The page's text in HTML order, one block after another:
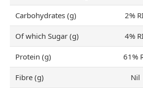
Carbohydrates (g) 2%
Of which Sugar (g) 4%
Protein (g) 61%
Fibre (g) Nil